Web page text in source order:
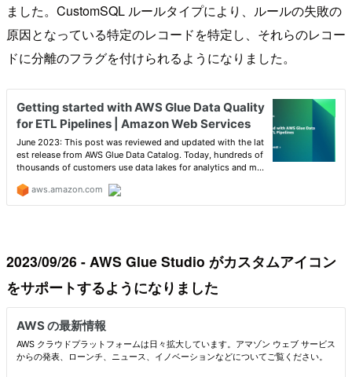
ました。CustomSQL ルールタイプにより、ルールの失敗の
原因となっている特定のレコードを特定し、それらのレコー
ドに分離のフラグを付けられるようになりました。
2023/09/26 - AWS Glue Studio がカスタムアイコン
をサポートするようになりました